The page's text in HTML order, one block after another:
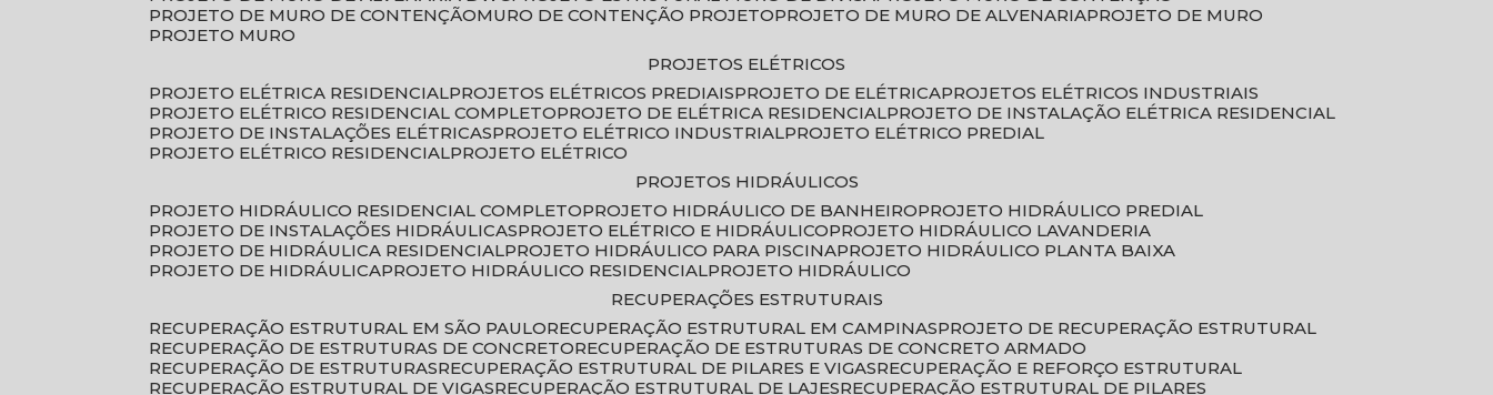
PROJETO DE MURO DE CONTENÇÃO
MURO DE CONTENÇÃO PROJETO PROJETO DE MURO DE ALVENARIA
PROJETO DE MURO
PROJETO MURO
PROJETOS ELÉTRICOS
PROJETO ELÉTRICA RESIDENCIAL
PROJETOS ELÉTRICOS PREDIAIS PROJETO DE ELÉTRICA
PROJETOS ELÉTRICOS INDUSTRIAIS
PROJETO ELÉTRICO RESIDENCIAL COMPLETO
PROJETO DE ELÉTRICA RESIDENCIAL
PROJETO DE INSTALAÇÃO ELÉTRICA RESIDENCIAL
PROJETO DE INSTALAÇÕES ELÉTRICAS
PROJETO ELÉTRICO INDUSTRIAL
PROJETO ELÉTRICO PREDIAL
PROJETO ELÉTRICO RESIDENCIAL
PROJETO ELÉTRICO
PROJETOS HIDRÁULICOS
PROJETO HIDRÁULICO RESIDENCIAL COMPLETO
PROJETO HIDRÁULICO DE BANHEIRO
PROJETO HIDRÁULICO PREDIAL
PROJETO DE INSTALAÇÕES HIDRÁULICAS
PROJETO ELÉTRICO E HIDRÁULICO
PROJETO HIDRÁULICO LAVANDERIA
PROJETO DE HIDRÁULICA RESIDENCIAL
PROJETO HIDRÁULICO PARA PISCINA
PROJETO HIDRÁULICO PLANTA BAIXA
PROJETO DE HIDRÁULICA
PROJETO HIDRÁULICO RESIDENCIAL
PROJETO HIDRÁULICO
RECUPERAÇÕES ESTRUTURAIS
RECUPERAÇÃO ESTRUTURAL EM SÃO PAULO
RECUPERAÇÃO ESTRUTURAL EM CAMPINAS
PROJETO DE RECUPERAÇÃO ESTRUTURAL
RECUPERAÇÃO DE ESTRUTURAS DE CONCRETO
RECUPERAÇÃO DE ESTRUTURAS DE CONCRETO ARMADO
RECUPERAÇÃO DE ESTRUTURAS
RECUPERAÇÃO ESTRUTURAL DE PILARES E VIGAS
RECUPERAÇÃO E REFORÇO ESTRUTURAL
RECUPERAÇÃO ESTRUTURAL DE VIGAS
RECUPERAÇÃO ESTRUTURAL DE LAJES
RECUPERAÇÃO ESTRUTURAL DE PILARES